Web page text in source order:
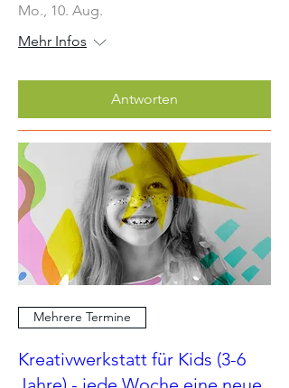
Mo., 10. Aug.
Mehr Infos
Antworten
Mehrere Termine
Kreativwerkstatt für Kids (3-6